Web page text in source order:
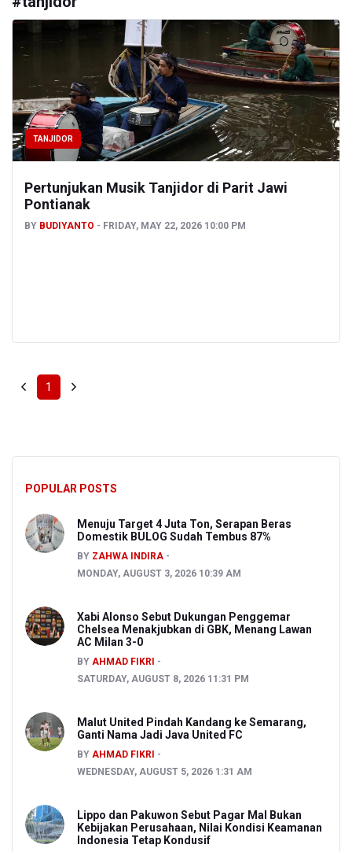
TANJIDOR
Pertunjukan Musik Tanjidor di Parit Jawi
Pontianak
BY BUDIYANTO FRIDAY, MAY 22, 2026 10:00 PM
1
POPULAR POSTS
Menuju Target 4 Juta Ton, Serapan Beras
Domestik BULOG Sudah Tembus 87%
BY ZAHWA INDIRA
MONDAY, AUGUST 3, 2026 10:39 AM
Xabi Alonso Sebut Dukungan Penggemar
Chelsea Menakjubkan di GBK, Menang Lawan
AC Milan 3-0
BY AHMAD FIKRI
SATURDAY, AUGUST 8, 2026 11:31 PM
Malut United Pindah Kandang ke Semarang,
Ganti Nama Jadi Java United FC
BY AHMAD FIKRI
WEDNESDAY, AUGUST 5, 2026 1:31 AM
Lippo dan Pakuwon Sebut Pagar Mal Bukan
Kebijakan Perusahaan, Nilai Kondisi Keamanan
Indonesia Tetap Kondusif